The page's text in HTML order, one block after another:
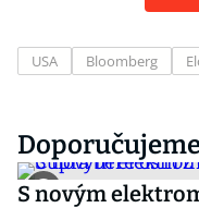
USA Bloomberg
S novým